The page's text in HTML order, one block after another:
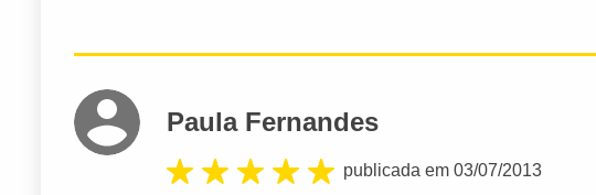
Paula Fernandes
publicada em 03/07/2013